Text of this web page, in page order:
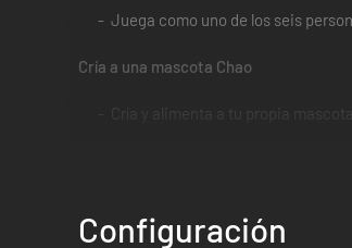
Juega como uno de los seis
Cría a una mascota Chao
Cría y alimenta a tu propia
Configuración